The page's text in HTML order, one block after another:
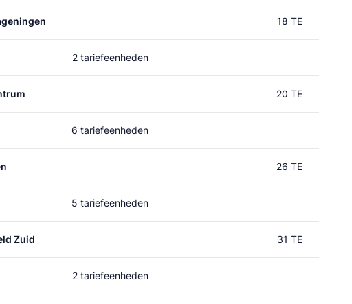
18 TE
2 tariefeenheden
20 TE
6 tariefeenheden
26 TE
5 tariefeenheden
Zuid 31 TE
2 tariefeenheden